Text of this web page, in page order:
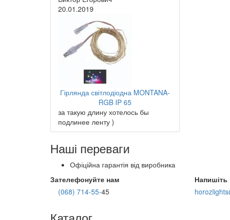
20.01.2019
Гірлянда світлодіодна MONTANA-
RGB IP 65
за такую длину хотелось бы
подлинее ленту )
Наші переваги
Офіційна гарантія від виробника
Зателефонуйте нам
(068) 714-55-45
Напишіть